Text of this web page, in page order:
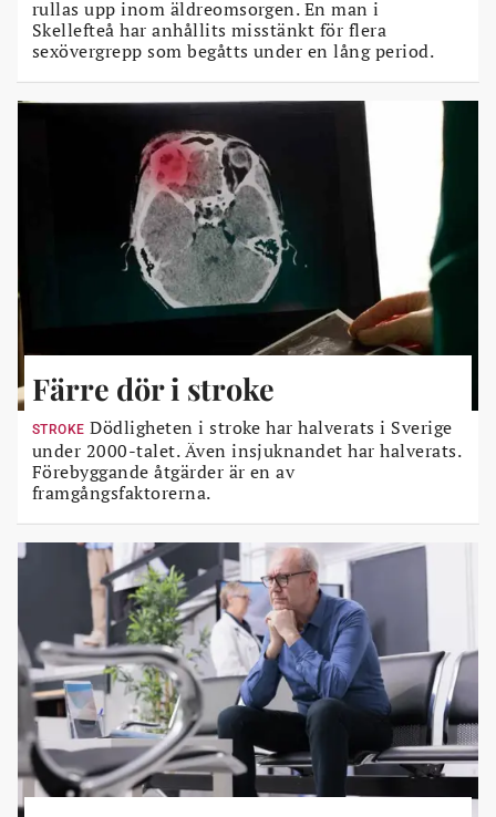
rullas upp inom äldreomsorgen. En man i
Skellefteå har anhållits misstänkt för flera
sexövergrepp som begåtts under en lång period.
Färre dör i stroke
STROKE Dödligheten i stroke har halverats i Sverige
under 2000-talet. Även insjuknandet har halverats.
Förebyggande åtgärder är en av
framgångsfaktorerna.